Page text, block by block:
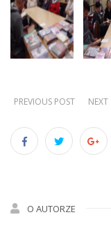
PREVIOUS POST NEXT
O AUTORZE